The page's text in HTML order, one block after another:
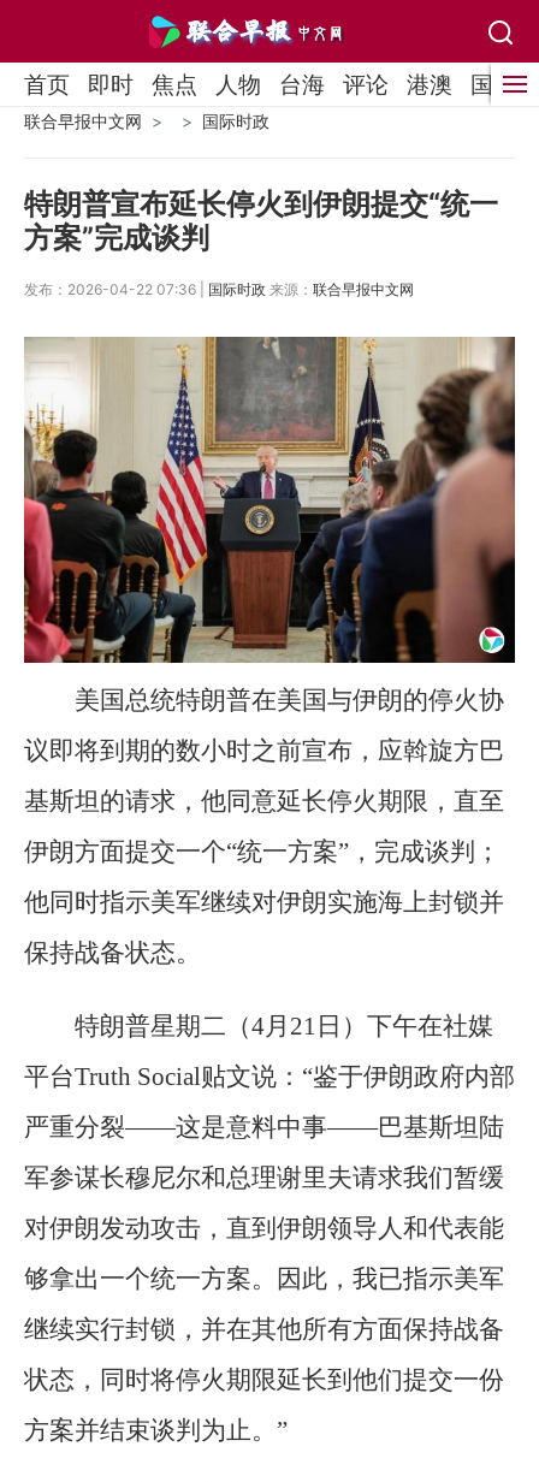
首页 即时 焦点 人物 台海 评论 港澳 国际
联合早报中文网 国际时政
特朗普宣布延长停火到伊朗提交“统一
方案”完成谈判
发布：2026-04-22 07:36 | 国际时政 来源： 联合早报中文网
美国总统特朗普在美国与伊朗的停火协
议即将到期的数小时之前宣布，应斡旋方巴
基斯坦的请求，他同意延长停火期限，直至
伊朗方面提交一个“统一方案”，完成谈判；
他同时指示美军继续对伊朗实施海上封锁并
保持战备状态。
特朗普星期二（4月21日）下午在社媒
平台Truth Social贴文说：“鉴于伊朗政府内部
严重分裂——这是意料中事——巴基斯坦陆
军参谋长穆尼尔和总理谢里夫请求我们暂缓
对伊朗发动攻击，直到伊朗领导人和代表能
够拿出一个统一方案。因此，我已指示美军
继续实行封锁，并在其他所有方面保持战备
状态，同时将停火期限延长到他们提交一份
方案并结束谈判为止。”